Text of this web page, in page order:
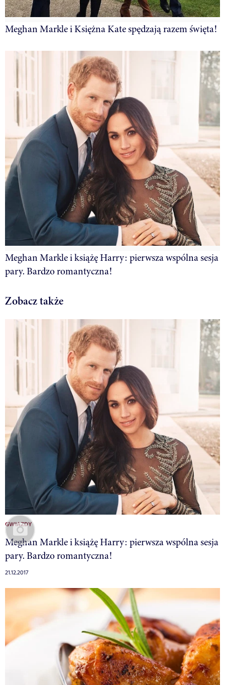
Meghan Markle i Księżna Kate spędzają razem święta!
Meghan Markle i książę Harry: pierwsza wspólna sesja
pary. Bardzo romantyczna!
Zobacz także
GWIAZDY
Meghan Markle i książę Harry: pierwsza wspólna sesja
pary. Bardzo romantyczna!
21.12.2017